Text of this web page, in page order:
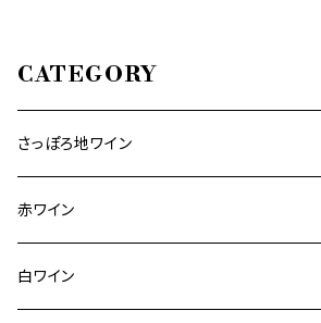
CATEGORY
さっぽろ地ワイン
赤ワイン
白ワイン